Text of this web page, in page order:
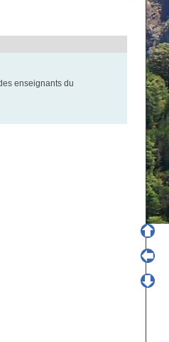
enseignants du